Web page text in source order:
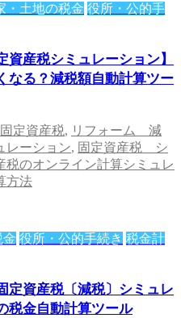
・土地の税金 役所・公的手
資産税シミュレーション】
なる？減税額自動計算ツー
定資産税, リフォーム 減
ーション, 固定資産税 シ
税のオンライン計算シミュレ
方法
金 役所・公的手続き 税金計
定資産税〔減税〕シミュレ
税金自動計算ツール